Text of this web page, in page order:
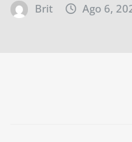
Brit Ago 6,